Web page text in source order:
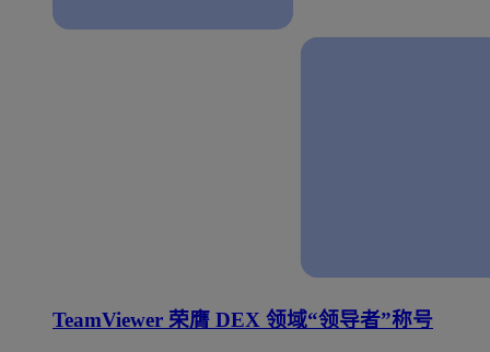
TeamViewer 荣膺 DEX 领域“领导者”称号